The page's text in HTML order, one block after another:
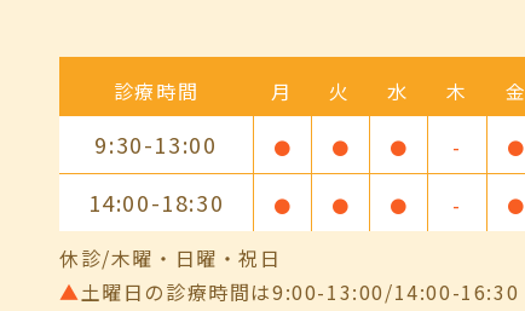
診療時間 月 火 水 木 金
9:30-13:00 ● ● ● - ●
14:00-18:30 ● ● ● - ●
休診/木曜・日曜・祝日
▲土曜日の診療時間は9:00-13:00/14:00-16:30